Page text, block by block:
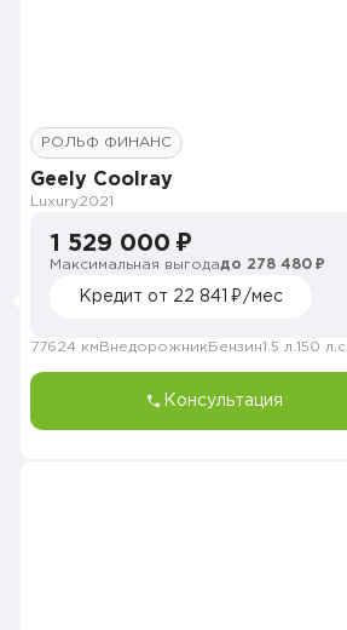
РОЛЬФ ФИНАНС
Geely Coolray
Luxury2021
1 529 000 ₽
Максимальная выгодадо 278 480 ₽
Кредит от 22 841 ₽/мес
77624 км Внедорожник Бензин1.5 л. 150 л.с.
Консультация